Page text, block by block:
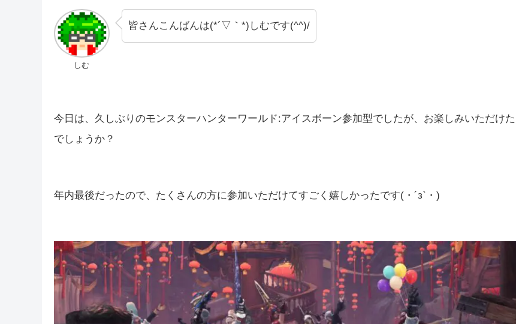
しむ
皆さんこんばんは(*´▽｀*)しむです(^^)/
今日は、久しぶりのモンスターハンターワールド:アイスボーン参加型でしたが、お楽しみいただけた
でしょうか？